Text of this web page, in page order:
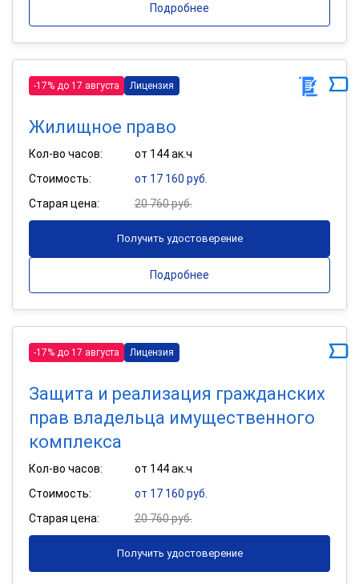
Подробнее
-17% до 17 августа Лицензия
Жилищное право
Кол-во часов:
от 144 ак.ч
Стоимость:
от 17 160 руб.
Старая цена:
20 760 руб.
Получить удостоверение
Подробнее
-17% до 17 августа Лицензия
Защита и реализация гражданских
прав владельца имущественного
комплекса
Кол-во часов:
от 144 ак.ч
Стоимость:
от 17 160 руб.
Старая цена:
20 760 руб.
Получить удостоверение